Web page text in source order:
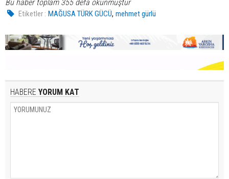
Bu haber toplam 355 defa okunmuştur
Etiketler : MAĞUSA TÜRK GÜCÜ,mehmet gürlü
HABERE YORUM KAT